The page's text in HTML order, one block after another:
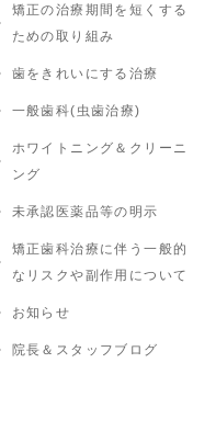
矯正の治療期間を短くする
ための取り組み
歯をきれいにする治療
一般歯科(虫歯治療)
ホワイトニング＆クリーニ
ング
未承認医薬品等の明示
矯正歯科治療に伴う一般的
なリスクや副作用について
お知らせ
院長＆スタッフブログ